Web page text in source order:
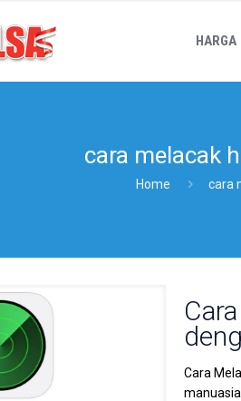
HARGA
cara melacak
Home cara
Cara